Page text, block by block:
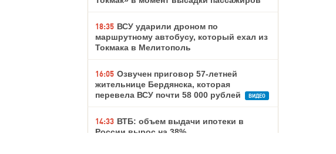
18:35 ВСУ ударили дроном по
маршрутному автобусу, который ехал из
Токмака в Мелитополь
16:05 Озвучен приговор 57-летней
жительнице Бердянска, которая
перевела ВСУ почти 58 000 рублей
ВИДЕО
14:33 ВТБ: объем выдачи ипотеки в
России вырос на 38%